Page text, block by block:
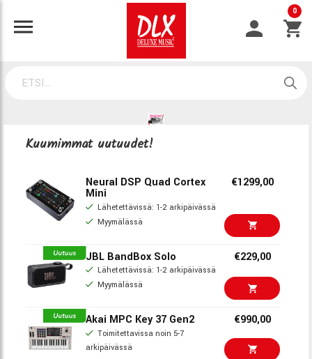
0
Kuumimmat uutuudet!
Neural DSP Quad Cortex
Mini
Lähetettävissä: 1-2 arkipäivässä
Myymälässä
€1299,00
JBL BandBox Solo
Lähetettävissä: 1-2 arkipäivässä
Myymälässä
€229,00
Akai MPC Key 37 Gen2
Toimitettavissa noin 5-7
arkipäivässä
€990,00